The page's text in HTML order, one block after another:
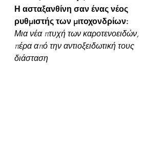
Η ασταξανθίνη σαν ένας νέος
ρυθμιστής των μιτοχονδρίων:
Μια νέα πτυχή των καροτενοειδών,
πέρα από την αντιοξειδωτική τους
διάσταση